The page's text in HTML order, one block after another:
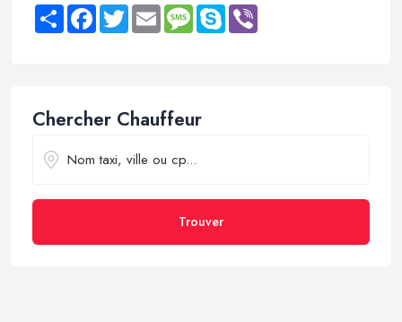
Share FacebookTwitter Email MessageSkype
Chercher Chauffeur
Trouver